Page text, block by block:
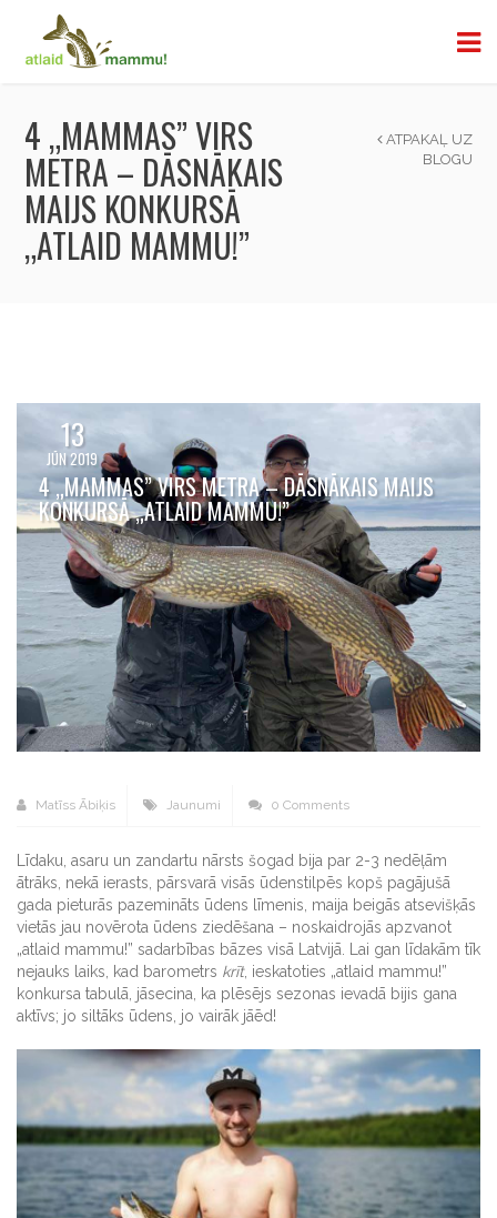
4 „MAMMAS” VIRS
METRA – DĀSNĀKAIS
MAIJS KONKURSĀ
„ATLAID MAMMU!”
ATPAKAĻ UZ
BLOGU
13
JŪN 2019
4 „MAMMAS” VIRS METRA – DĀSNĀKAIS MAIJS
KONKURSĀ „ATLAID MAMMU!”
Matīss Ābiķis Jaunumi 0 Comments
Līdaku, asaru un zandartu nārsts šogad bija par 2-3 nedēļām
ātrāks, nekā ierasts, pārsvarā visās ūdenstilpēs kopš pagājušā
gada pieturās pazemināts ūdens līmenis, maija beigās atsevišķās
vietās jau novērota ūdens ziedēšana – noskaidrojās apzvanot
„atlaid mammu!” sadarbības bāzes visā Latvijā. Lai gan līdakām tīk
nejauks laiks, kad barometrs krīt, ieskatoties „atlaid mammu!”
konkursa tabulā, jāsecina, ka plēsējs sezonas ievadā bijis gana
aktīvs; jo siltāks ūdens, jo vairāk jāēd!